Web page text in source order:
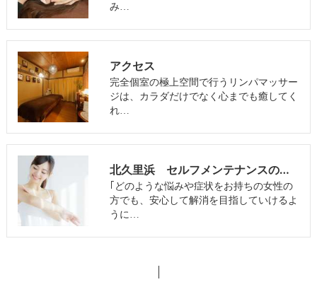
み…
アクセス
完全個室の極上空間で行うリンパマッサー
ジは、カラダだけでなく心までも癒してく
れ…
北久里浜 セルフメンテナンスのサポート
｢どのような悩みや症状をお持ちの女性の
方でも、安心して解消を目指していけるよ
うに…